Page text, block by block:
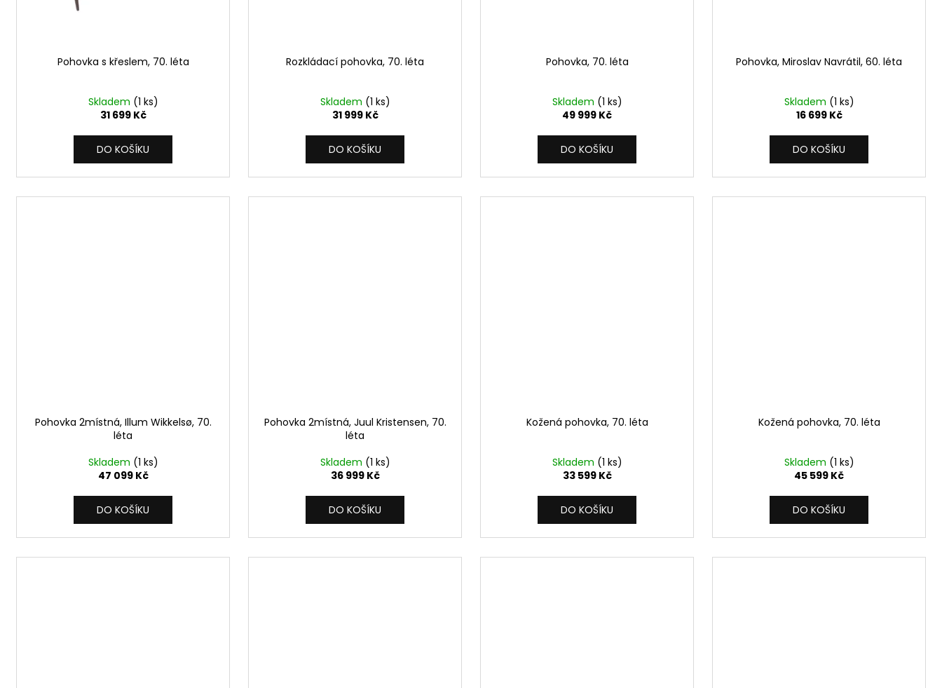
Pohovka s křeslem, 70. léta
Skladem (1 ks)
31 699 Kč
DO KOŠÍKU
Rozkládací pohovka, 70. léta
Skladem (1 ks)
31 999 Kč
DO KOŠÍKU
Pohovka, 70. léta
Skladem (1 ks)
49 999 Kč
DO KOŠÍKU
Pohovka, Miroslav Navrátil, 60. léta
Skladem (1 ks)
16 699 Kč
DO KOŠÍKU
Pohovka 2místná, Illum Wikkelsø, 70.
léta
Skladem (1 ks)
47 099 Kč
DO KOŠÍKU
Pohovka 2místná, Juul Kristensen, 70.
léta
Skladem (1 ks)
36 999 Kč
DO KOŠÍKU
Kožená pohovka, 70. léta
Skladem (1 ks)
33 599 Kč
DO KOŠÍKU
Kožená pohovka, 70. léta
Skladem (1 ks)
45 599 Kč
DO KOŠÍKU